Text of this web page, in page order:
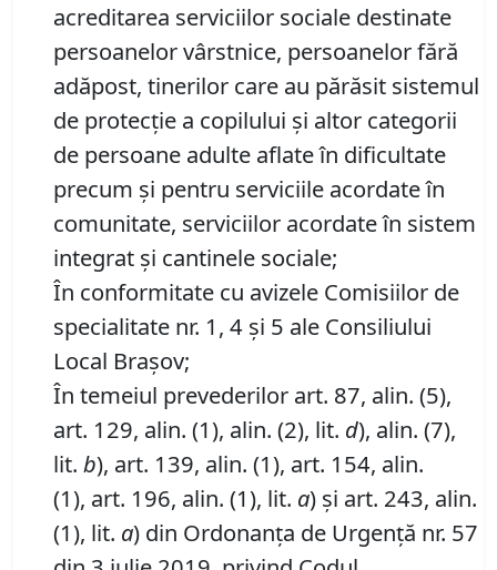
acreditarea serviciilor sociale destinate
persoanelor vârstnice, persoanelor fără
adăpost, tinerilor care au părăsit sistemul
de protecţie a copilului şi altor categorii
de persoane adulte aflate în dificultate
precum şi pentru serviciile acordate în
comunitate, serviciilor acordate în sistem
integrat şi cantinele sociale;
În conformitate cu avizele Comisiilor de
specialitate nr. 1, 4 și 5 ale Consiliului
Local Brașov;
În temeiul prevederilor art. 87, alin. (5),
art. 129, alin. (1), alin. (2), lit. d), alin. (7),
lit. b), art. 139, alin. (1), art. 154, alin.
(1), art. 196, alin. (1), lit. a) și art. 243, alin.
(1), lit. a) din Ordonanța de Urgență nr. 57